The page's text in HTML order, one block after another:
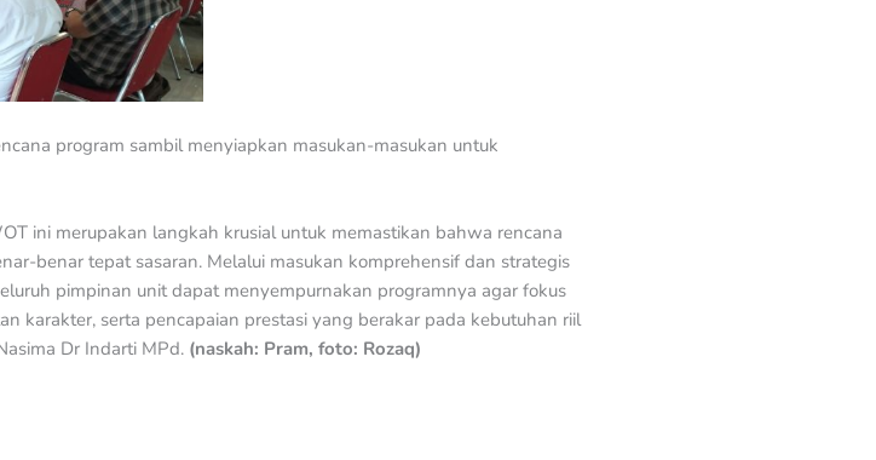
program sambil menyiapkan masukan-masukan untuk
ini merupakan langkah krusial untuk memastikan bahwa rencana
benar tepat sasaran. Melalui masukan komprehensif dan strategis
pimpinan unit dapat menyempurnakan programnya agar fokus
karakter, serta pencapaian prestasi yang berakar pada kebutuhan riil
Dr Indarti MPd. (naskah: Pram, foto: Rozaq)